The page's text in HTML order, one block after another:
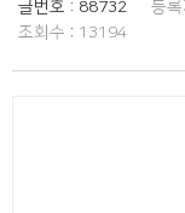
우떤가 싶습니다.
글번호 : 88732 등
조회수 : 13194